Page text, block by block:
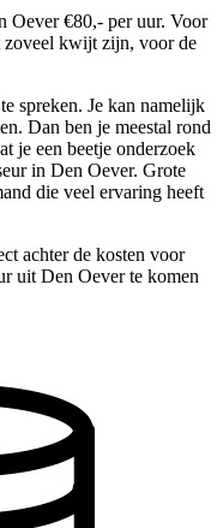
Oever €80,- per uur. Voor
zoveel kwijt zijn, voor de
spreken. Je kan namelijk
Dan ben je meestal rond
je een beetje onderzoek
in Den Oever. Grote
die veel ervaring heeft
achter de kosten voor
uit Den Oever te komen